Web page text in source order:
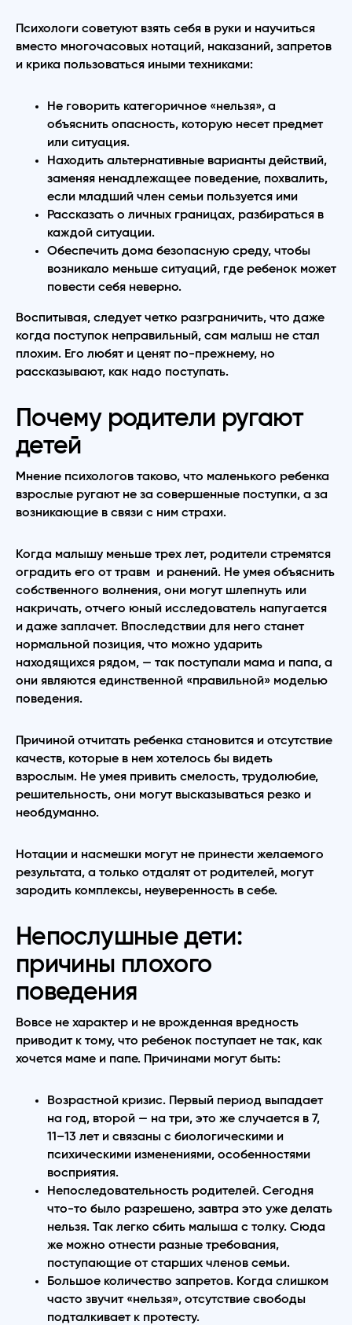
Психологи советуют взять себя в руки и научиться
вместо многочасовых нотаций, наказаний, запретов
и крика пользоваться иными техниками:
Не говорить категоричное «нельзя», а
объяснить опасность, которую несет предмет
или ситуация.
Находить альтернативные варианты действий,
заменяя ненадлежащее поведение, похвалить,
если младший член семьи пользуется ими
Рассказать о личных границах, разбираться в
каждой ситуации.
Обеспечить дома безопасную среду, чтобы
возникало меньше ситуаций, где ребенок может
повести себя неверно.
Воспитывая, следует четко разграничить, что даже
когда поступок неправильный, сам малыш не стал
плохим. Его любят и ценят по-прежнему, но
рассказывают, как надо поступать.
Почему родители ругают
детей
Мнение психологов таково, что маленького ребенка
взрослые ругают не за совершенные поступки, а за
возникающие в связи с ним страхи.
Когда малышу меньше трех лет, родители стремятся
оградить его от травм и ранений. Не умея объяснить
собственного волнения, они могут шлепнуть или
накричать, отчего юный исследователь напугается
и даже заплачет. Впоследствии для него станет
нормальной позиция, что можно ударить
находящихся рядом, — так поступали мама и папа, а
они являются единственной «правильной» моделью
поведения.
Причиной отчитать ребенка становится и отсутствие
качеств, которые в нем хотелось бы видеть
взрослым. Не умея привить смелость, трудолюбие,
решительность, они могут высказываться резко и
необдуманно.
Нотации и насмешки могут не принести желаемого
результата, а только отдалят от родителей, могут
зародить комплексы, неуверенность в себе.
Непослушные дети:
причины плохого
поведения
Вовсе не характер и не врожденная вредность
приводит к тому, что ребенок поступает не так, как
хочется маме и папе. Причинами могут быть:
Возрастной кризис. Первый период выпадает
на год, второй — на три, это же случается в 7,
11–13 лет и связаны с биологическими и
психическими изменениями, особенностями
восприятия.
Непоследовательность родителей. Сегодня
что-то было разрешено, завтра это уже делать
нельзя. Так легко сбить малыша с толку. Сюда
же можно отнести разные требования,
поступающие от старших членов семьи.
Большое количество запретов. Когда слишком
часто звучит «нельзя», отсутствие свободы
подталкивает к протесту.